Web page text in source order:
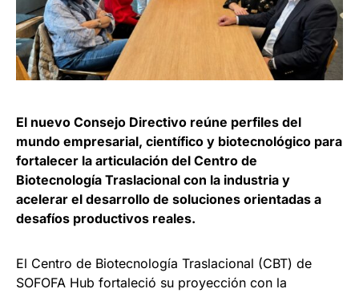
El nuevo Consejo Directivo reúne perfiles del
mundo empresarial, científico y biotecnológico para
fortalecer la articulación del Centro de
Biotecnología Traslacional con la industria y
acelerar el desarrollo de soluciones orientadas a
desafíos productivos reales.
El Centro de Biotecnología Traslacional (CBT) de
SOFOFA Hub fortaleció su proyección con la